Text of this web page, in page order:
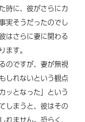
時に、彼がさらにカ
実そうだったのでし
はさらに妻に関わる
ます。
のですが、妻が無視
しれないという観点
ッとなった」という
しまうと、彼はその
ません。恐らく、